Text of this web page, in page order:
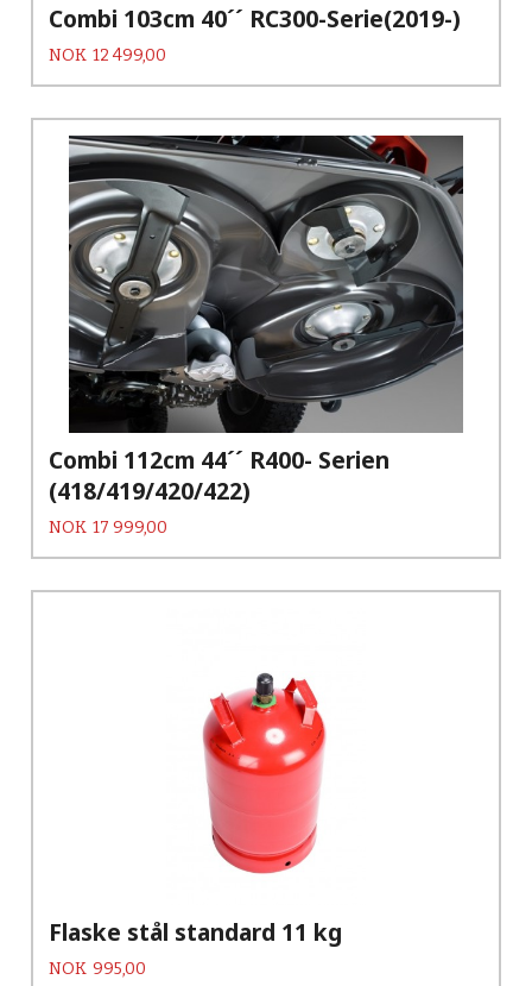
Combi 103cm 40´´ RC300-Serie(2019-)
Pris
NOK 12 499,00
Combi 112cm 44´´ R400- Serien
(418/419/420/422)
Pris
NOK 17 999,00
Flaske stål standard 11 kg
Pris
NOK 995,00